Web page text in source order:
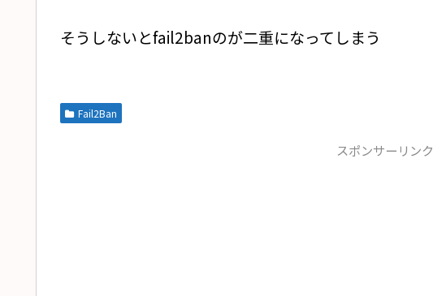
そうしないとfail2banのが二重になってしまう
Fail2Ban
スポンサーリンク